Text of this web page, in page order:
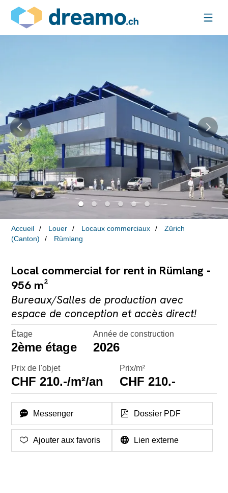
Accueil Louer Locaux commerciaux
Zürich
(Canton)
Rümlang
Local commercial for rent in Rümlang -
956 m²
Bureaux/Salles de production avec
espace de conception et accès direct!
Étage
2ème étage
Année de construction
2026
Prix de l'objet
CHF 210.-/m²/an
Prix/m²
CHF 210.-
Messenger Dossier PDF
Ajouter aux favoris Lien externe